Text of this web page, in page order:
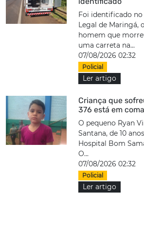
Foi identificado
Legal de Maringá,
homem que
uma carreta na...
07/08/2026 02:32
Policial
Ler artigo
Criança que
376 está em coma
O pequeno Ryan
Santana, de 10
Hospital Bom
O...
07/08/2026 02:32
Policial
Ler artigo